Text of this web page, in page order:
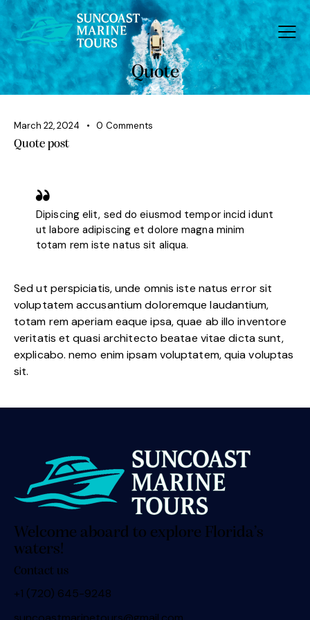
Quote
March 22, 2024 0 Comments
Quote post
Dipiscing elit, sed do eiusmod tempor incid idunt
ut labore adipiscing et dolore magna minim
totam rem iste natus sit aliqua.
Sed ut perspiciatis, unde omnis iste natus error sit
voluptatem accusantium doloremque laudantium,
totam rem aperiam eaque ipsa, quae ab illo inventore
veritatis et quasi architecto beatae vitae dicta sunt,
explicabo. nemo enim ipsam voluptatem, quia voluptas
sit.
Welcome aboard to explore Florida’s
waters!
Contact us
+1 (720) 645-9248